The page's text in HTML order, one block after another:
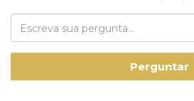
Perguntar